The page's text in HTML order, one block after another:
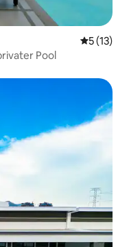
5 (13)
Pool